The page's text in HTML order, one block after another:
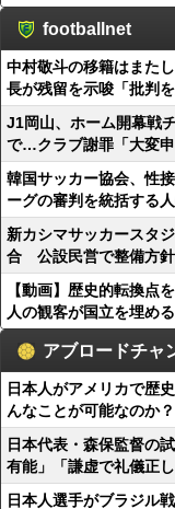
footballnet
中村敬斗の移籍はまた
長が残留を示唆「批判
J1岡山、ホーム開幕戦
で…クラブ謝罪「大変
韓国サッカー協会、性
ーグの審判を統括する人
新カシマサッカースタ
合 公設民営で整備方針
【動画】歴史的転換点
人の観客が国立を埋め
アブロードチャ
日本人がアメリカで歴
んなことが可能なのか
日本代表・森保監督の
有能」「謙虚で礼儀正
日本人選手がブラジル